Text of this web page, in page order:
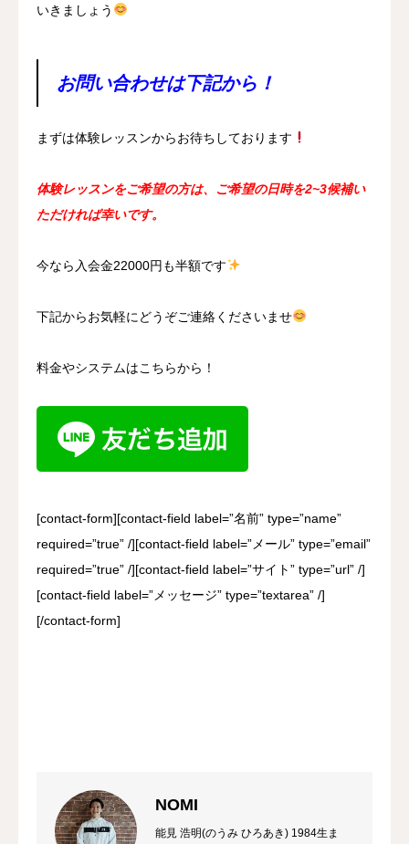
いきましょう
お問い合わせは下記から！
まずは体験レッスンからお待ちしております
体験レッスンをご希望の方は、ご希望の日時を2~3候補い
ただければ幸いです。
今なら入会金22000円も半額です
下記からお気軽にどうぞご連絡くださいませ
料金やシステムはこちらから！
[contact-form][contact-field label=”名前” type=”name”
required=”true” /][contact-field label=”メール” type=”email”
required=”true” /][contact-field label=”サイト” type=”url” /]
[contact-field label=”メッセージ” type=”textarea” /]
[/contact-form]
NOMI
能見 浩明(のうみ ひろあき) 1984生ま